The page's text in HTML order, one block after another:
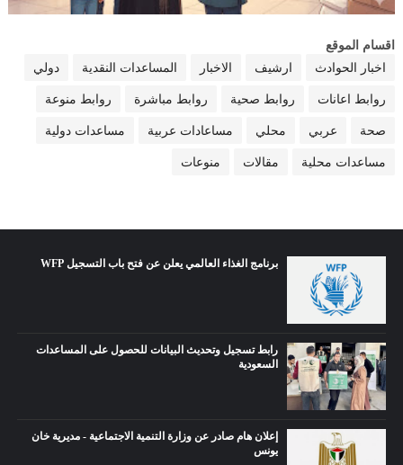
اقسام الموقع
اخبار الحوادث
ارشيف الاخبار المساعدات النقدية دولي
روابط اعانات روابط صحية روابط مباشرة روابط منوعة
صحة عربي محلي مساعادات عربية مساعدات دولية
مساعدات محلية مقالات منوعات
برنامج الغذاء العالمي يعلن عن فتح باب التسجيل WFP
رابط تسجيل وتحديث البيانات للحصول على المساعدات
السعودية
إعلان هام صادر عن وزارة التنمية الاجتماعية - مديرية خان
يونس